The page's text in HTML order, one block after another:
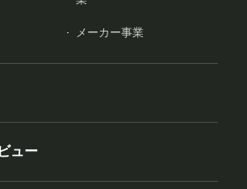
メーカー事業
ュー